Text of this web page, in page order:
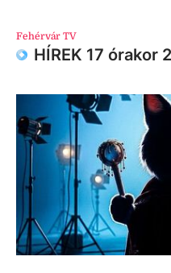
Fehérvár TV
HÍREK 17 órakor